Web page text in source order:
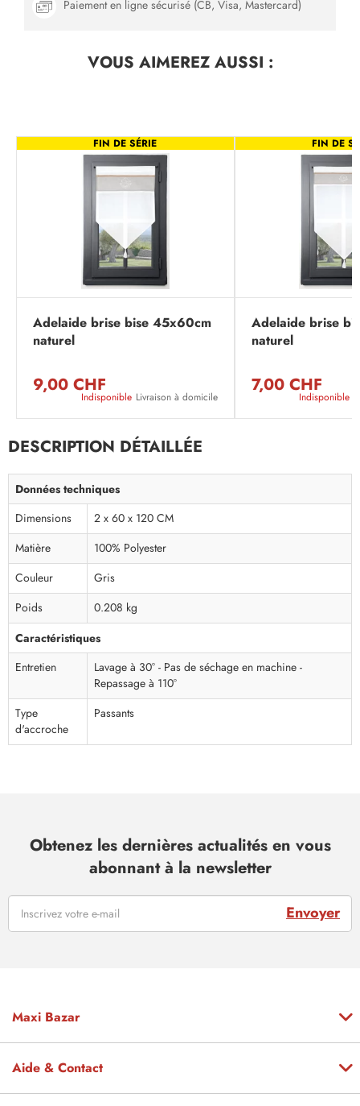
Paiement en ligne sécurisé (CB, Visa, Mastercard)
VOUS AIMEREZAUSSI :
FIN DE SÉRIE
Adelaide brise bise 45x60cm
naturel
9,00 CHF
Indisponible Livraison à domicile
FIN DE
Adelaide brise
naturel
7,00 CHF
Indisponible
DESCRIPTION DÉTAILLÉE
Données techniques
Dimensions
2 x 60 x 120 CM
Matière
100% Polyester
Couleur
Gris
Poids
0.208 kg
Caractéristiques
Entretien
Lavage à 30° - Pas de séchage en machine -
Repassage à 110°
Type
d'accroche
Passants
Obtenez les dernières actualités en vous
abonnant à la newsletter
Envoyer
Maxi Bazar
Aide & Contact